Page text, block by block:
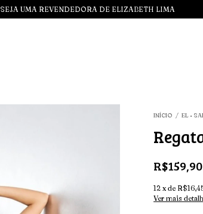
SEJA UMA REVENDEDORA DE ELIZABETH LIMA
INÍCIO / EL •
R$159,90
12 xde
Ver mais